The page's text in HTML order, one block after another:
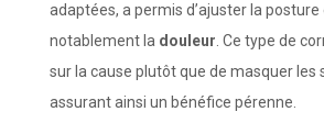
adaptées, a permis d’ajuster la
notablement la douleur . Ce type de
sur la cause plutôt que de masquer les
assurant ainsi un bénéfice pérenne.